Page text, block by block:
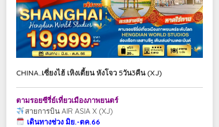
CHINA..เซี่ยงไฮ้ เหิงเตี้ยน หังโจว 5วัน3คืน (XJ)
ตามรอยซีรี่ย์เที่ยวเมืองภาพยนตร์
สายการบิน AIR ASIA X (XJ)
เดินทางช่วง มิย.-ตค.66